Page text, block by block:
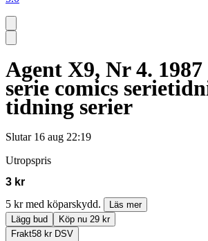
Agent X9, Nr 4.
serie comics
tidning serier
Slutar 16 aug 22:19
Utropspris
3 kr
5 kr med köparskydd.
Läs mer
Lägg bud
Köp nu 29 kr
Frakt58 kr DSV